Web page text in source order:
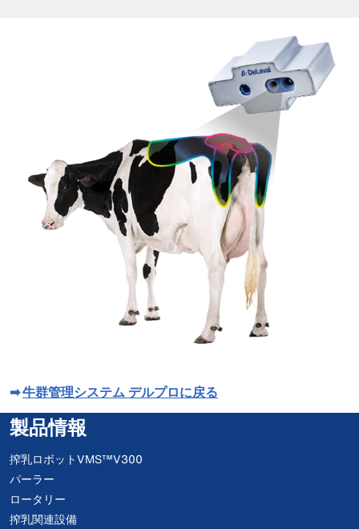
➡牛群管理システム デルプロに戻る
製品情報
搾乳ロボットVMS™V300
パーラー
ロータリー
搾乳関連設備